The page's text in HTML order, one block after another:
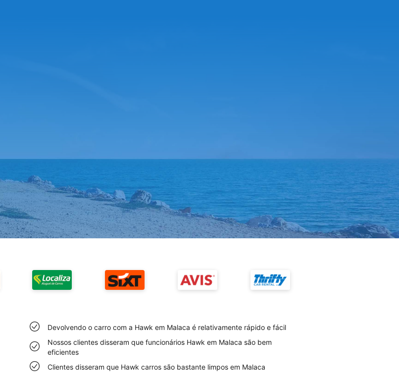
Devolvendo o carro com a Hawk em Malaca é relativamente rápido e fácil
Nossos clientes disseram que funcionários Hawk em Malaca são bem
eficientes
Clientes disseram que Hawk carros são bastante limpos em Malaca